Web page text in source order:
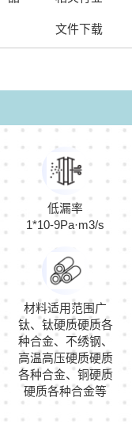
文件下载
低漏率
1*10-9Pa·m3/s
材料适用范围广
钛、钛硬质硬质各
种合金、不绣钢、
高温高压硬质硬质
各种合金、铜硬质
硬质各种合金等